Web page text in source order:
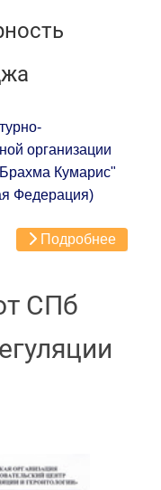
организации
Кумарис"
Федерация)
Подробнее
СПб